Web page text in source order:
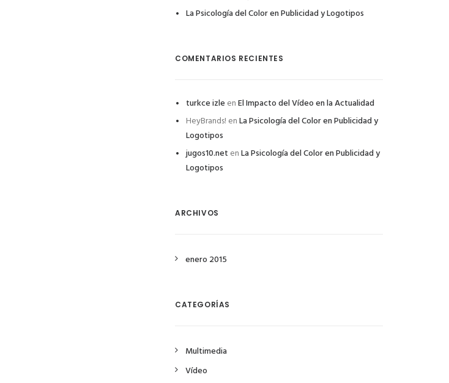
La Psicología del Color en Publicidad y Logotipos
COMENTARIOS RECIENTES
turkce izle enEl Impacto del Vídeo en la Actualidad
HeyBrands! enLa Psicología del Color en Publicidad y
Logotipos
jugos10.net enLa Psicología del Color en Publicidad y
Logotipos
ARCHIVOS
enero 2015
CATEGORÍAS
Multimedia
Vídeo